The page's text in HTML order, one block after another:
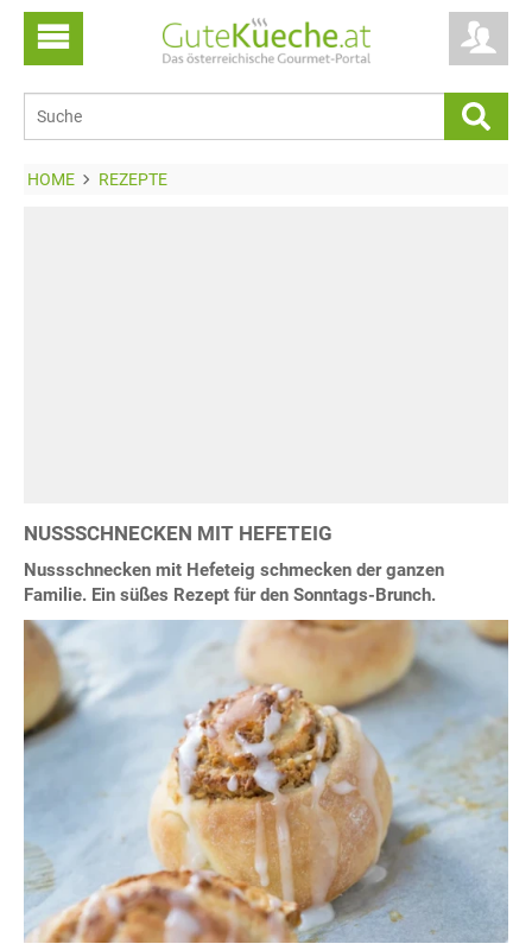
HOME REZEPTE
NUSSSCHNECKEN MIT HEFETEIG
Nussschnecken mit Hefeteig schmecken der ganzen
Familie. Ein süßes Rezept für den Sonntags-Brunch.